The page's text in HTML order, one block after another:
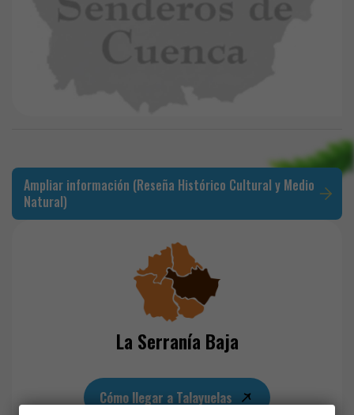
Ampliar información (Reseña Histórico Cultural y Medio
Natural)
La Serranía Baja
Cómo llegar a Talayuelas